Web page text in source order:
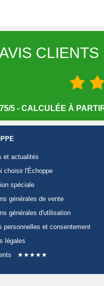
CLIENTS
5 - CALCULÉE À
et actualités
choisir l'Échoppe
spéciale
générales de vente
générales d'utilisation
personnelles et consentement
légales
★★★★★